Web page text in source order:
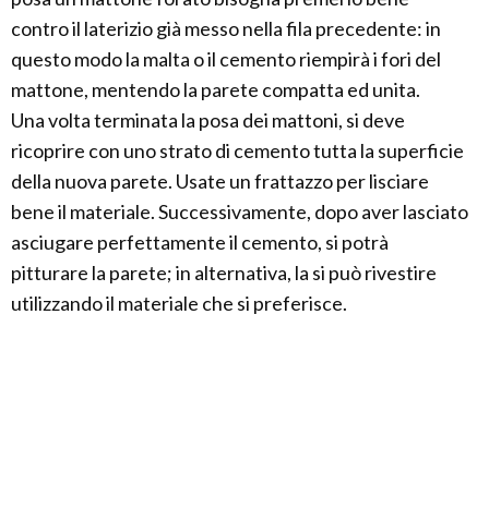
contro il laterizio già messo nella fila precedente: in
questo modo la malta o il cemento riempirà i fori del
mattone, mentendo la parete compatta ed unita.
Una volta terminata la posa dei mattoni, si deve
ricoprire con uno strato di cemento tutta la superficie
della nuova parete. Usate un frattazzo per lisciare
bene il materiale. Successivamente, dopo aver lasciato
asciugare perfettamente il cemento, si potrà
pitturare la parete; in alternativa, la si può rivestire
utilizzando il materiale che si preferisce.